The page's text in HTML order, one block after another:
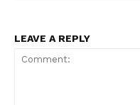
LEAVE A REPLY